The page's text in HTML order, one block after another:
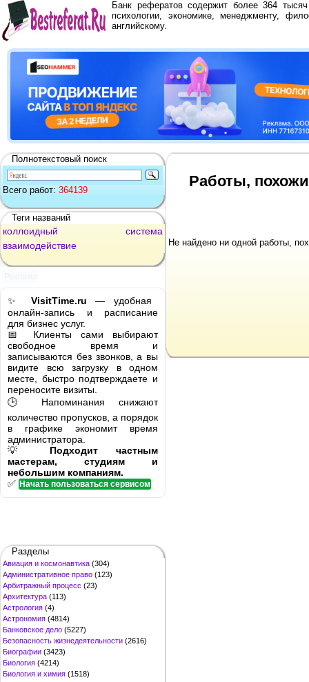
Банк рефератов содержит более 364
психологии, экономике, менеджменту,
английскому.
Полнотекстовый поиск
Всего работ: 364139
Теги названий
коллоидный
система
взаимодействие
✨ VisitTime.ru — удобная
онлайн-запись и расписание
для бизнес услуг.
📅 Клиенты сами выбирают
свободное время и
записываются без звонков, а вы
видите всю загрузку в одном
месте, быстро подтверждаете и
переносите визиты.
🕒 Напоминания снижают
количество пропусков, а порядок
в графике экономит время
администратора.
💡 Подходит частным
мастерам, студиям и
небольшим компаниям.
✅ Начать пользоваться сервисом
Разделы
Авиация и космонавтика (304)
Административное право (123)
Арбитражный процесс (23)
Архитектура (113)
Астрология (4)
Астрономия (4814)
Банковское дело (5227)
Безопасность жизнедеятельности (2616)
Биографии (3423)
Биология (4214)
Биология и химия (1518)
Работы,
Не найдено ни одной работы,